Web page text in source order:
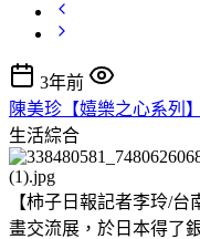
3年前
陳美珍【嬉樂之心系列
生活綜合
【柿子日報記者李玲/
畫交流展，於日本得了